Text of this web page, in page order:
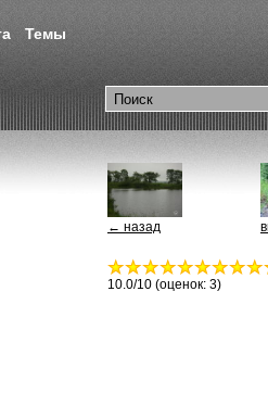
Темы
← назад
10.0/10 (оценок: 3)